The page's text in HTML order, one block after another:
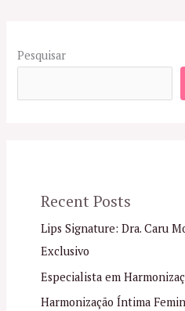
Pesquisar
Recent Posts
Lips Signature: Dra. Caru
Exclusivo
Especialista em
Harmonização Íntima